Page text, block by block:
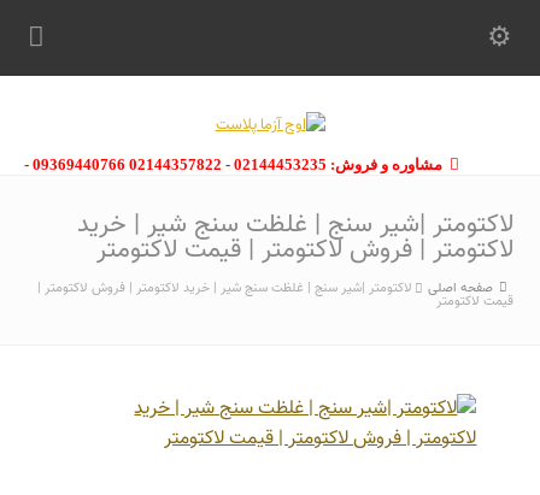
مشاوره و فروش: 02144453235 - 02144357822 09369440766 -
لاکتومتر |شیر سنج | غلظت سنج شیر | خرید
لاکتومتر | فروش لاکتومتر | قیمت لاکتومتر
صفحه اصلی لاکتومتر |شیر سنج | غلظت سنج شیر | خرید لاکتومتر | فروش لاکتومتر |
قیمت لاکتومتر